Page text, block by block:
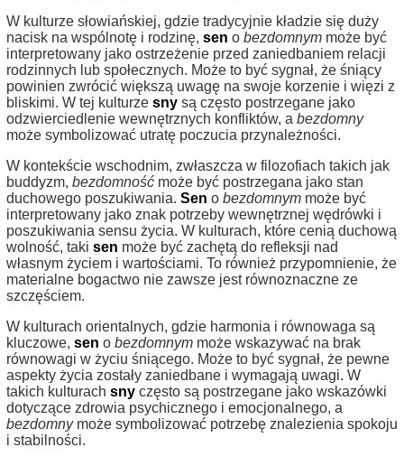
W kulturze słowiańskiej, gdzie tradycyjnie kładzie się duży
nacisk na wspólnotę i rodzinę, sen o bezdomnym może być
interpretowany jako ostrzeżenie przed zaniedbaniem relacji
rodzinnych lub społecznych. Może to być sygnał, że śniący
powinien zwrócić większą uwagę na swoje korzenie i więzi z
bliskimi. W tej kulturze sny są często postrzegane jako
odzwierciedlenie wewnętrznych konfliktów, a bezdomny
może symbolizować utratę poczucia przynależności.
W kontekście wschodnim, zwłaszcza w filozofiach takich jak
buddyzm, bezdomność może być postrzegana jako stan
duchowego poszukiwania. Sen o bezdomnym może być
interpretowany jako znak potrzeby wewnętrznej wędrówki i
poszukiwania sensu życia. W kulturach, które cenią duchową
wolność, taki sen może być zachętą do refleksji nad
własnym życiem i wartościami. To również przypomnienie, że
materialne bogactwo nie zawsze jest równoznaczne ze
szczęściem.
W kulturach orientalnych, gdzie harmonia i równowaga są
kluczowe, sen o bezdomnym może wskazywać na brak
równowagi w życiu śniącego. Może to być sygnał, że pewne
aspekty życia zostały zaniedbane i wymagają uwagi. W
takich kulturach sny często są postrzegane jako wskazówki
dotyczące zdrowia psychicznego i emocjonalnego, a
bezdomnymoże symbolizować potrzebę znalezienia spokoju
i stabilności.